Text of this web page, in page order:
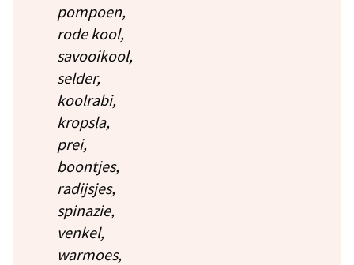
pompoen,
rode kool,
savooikool,
selder,
koolrabi,
kropsla,
prei,
boontjes,
radijsjes,
spinazie,
venkel,
warmoes,